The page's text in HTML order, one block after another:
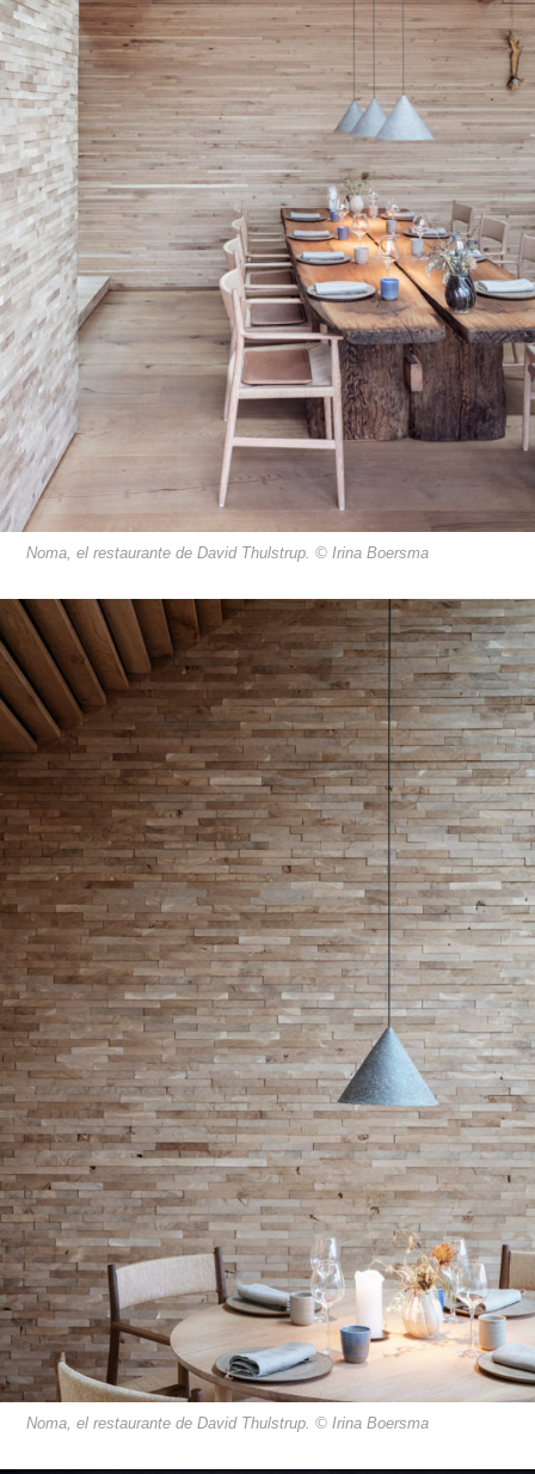
Noma, el restaurante de David Thulstrup. © Irina Boersma
Noma, el restaurante de David Thulstrup. © Irina Boersma